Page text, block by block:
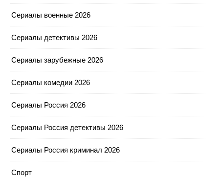
Сериалы военные 2026
Сериалы детективы 2026
Сериалы зарубежные 2026
Сериалы комедии 2026
Сериалы Россия 2026
Сериалы Россия детективы 2026
Сериалы Россия криминал 2026
Спорт